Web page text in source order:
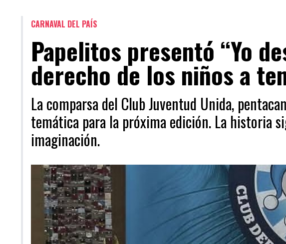
CARNAVAL DEL PAÍS
Papelitos presentó “Yo
derecho de los niños a
La comparsa del Club Juventud Unida,
temática para la próxima edición. La historia
imaginación.